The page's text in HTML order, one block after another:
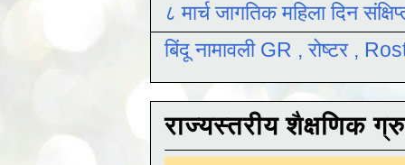
८ मार्च जागतिक महिला दिन
बिंदू नामावली GR , रोष्टर ,
राज्यस्तरीय शैक्षणिक